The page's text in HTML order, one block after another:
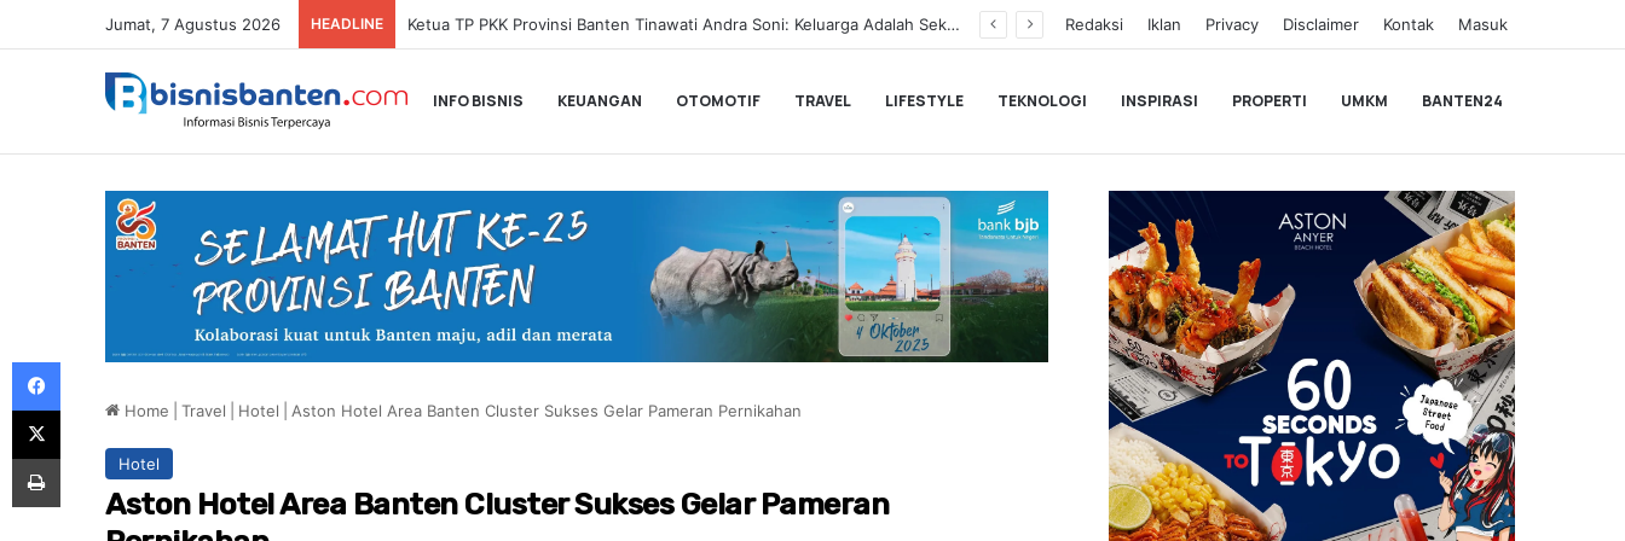
Jumat, 7 Agustus 2026 HEADLINE BLACKPINK Gelar Meet & Greet Spesial Rayakan Anniversary ke-10, Ini Syarat dan Jadwalnya Redaksi Iklan Privacy Disclaimer Kontak Masuk
INFO BISNIS KEUANGAN OTOMOTIF TRAVEL LIFESTYLE TEKNOLOGI INSPIRASI PROPERTI UMKM BANTEN24
Home Travel Hotel Aston Hotel Area Banten Cluster Sukses Gelar Pameran Pernikahan
Hotel
Aston Hotel Area Banten Cluster Sukses Gelar Pameran
Facebook